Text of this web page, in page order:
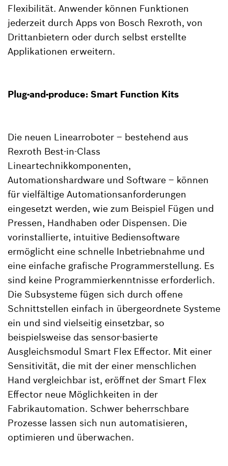
Flexibilität. Anwender können Funktionen
jederzeit durch Apps von Bosch Rexroth, von
Drittanbietern oder durch selbst erstellte
Applikationen erweitern.
Plug-and-produce: Smart Function Kits
Die neuen Linearroboter – bestehend aus
Rexroth Best-in-Class
Lineartechnikkomponenten,
Automationshardware und Software – können
für vielfältige Automationsanforderungen
eingesetzt werden, wie zum Beispiel Fügen und
Pressen, Handhaben oder Dispensen. Die
vorinstallierte, intuitive Bediensoftware
ermöglicht eine schnelle Inbetriebnahme und
eine einfache grafische Programmerstellung. Es
sind keine Programmierkenntnisse erforderlich.
Die Subsysteme fügen sich durch offene
Schnittstellen einfach in übergeordnete Systeme
ein und sind vielseitig einsetzbar, so
beispielsweise das sensor-basierte
Ausgleichsmodul Smart Flex Effector. Mit einer
Sensitivität, die mit der einer menschlichen
Hand vergleichbar ist, eröffnet der Smart Flex
Effector neue Möglichkeiten in der
Fabrikautomation. Schwer beherrschbare
Prozesse lassen sich nun automatisieren,
optimieren und überwachen.